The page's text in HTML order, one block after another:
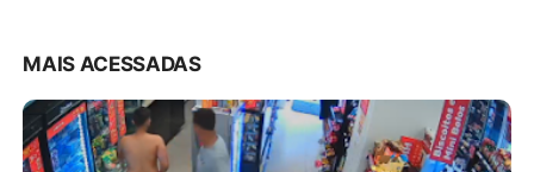
MAIS ACESSADAS